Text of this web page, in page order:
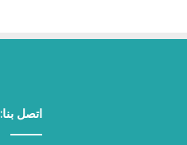
اتصل بنا: